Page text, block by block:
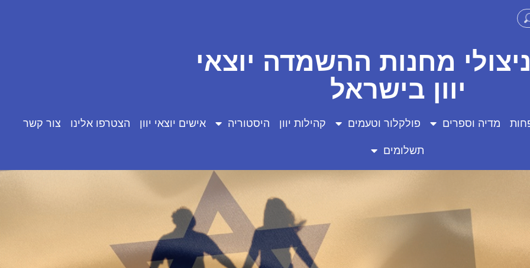
מחנות ההשמדה יוצאי
יוון בישראל
מדיה וספרים פולקלור וטעמים קהילות יוון היסטוריה אישים יוצאי יוון הצטרפו אלינו צור קשר
תשלומים